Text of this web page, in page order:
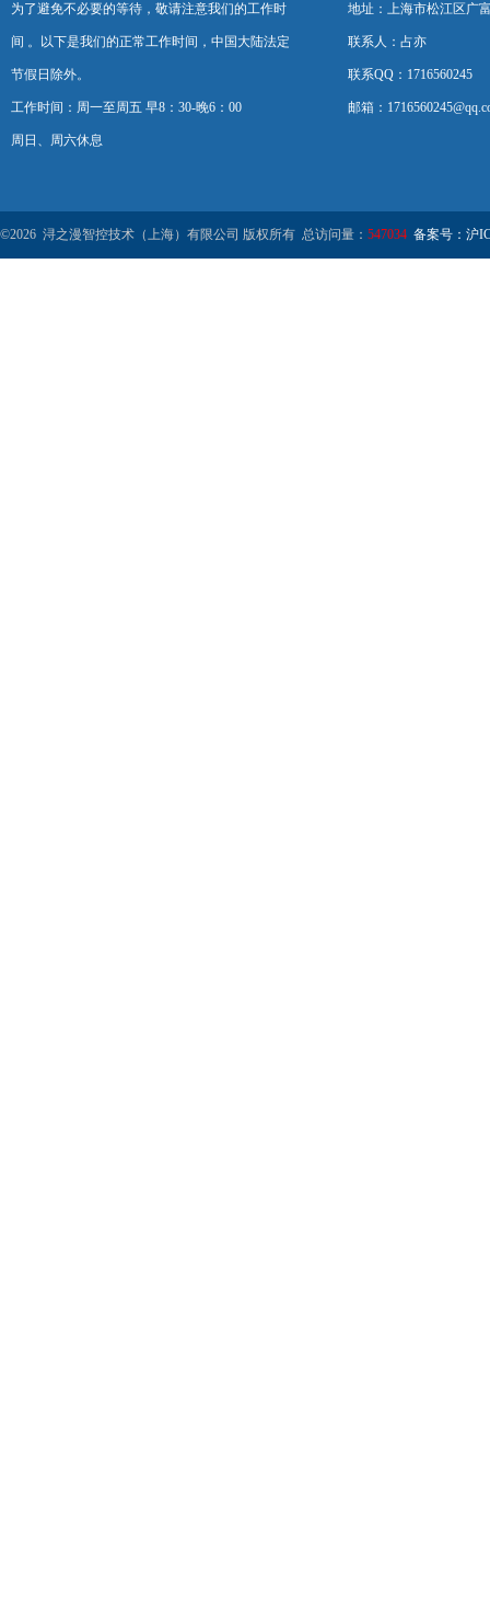
为了避免不必要的等待，敬请注意我们的工作时
间 。以下是我们的正常工作时间，中国大陆法定
节假日除外。
工作时间：周一至周五 早8：30-晚6：00
周日、周六休息
地址：上海市松江区广
联系人：占亦
联系QQ：1716560245
邮箱：
©2026 浔之漫智控技术（上海）有限公司 版权所有 总访问量： 547034 备案号：沪